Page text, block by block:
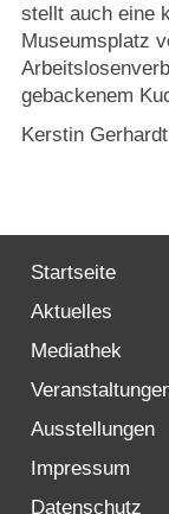
stellt auch eine
Museumsplatz
gebackenem
Kerstin Gerhardt
Startseite
Aktuelles
Mediathek
Ausstellungen
Impressum
Datenschutz